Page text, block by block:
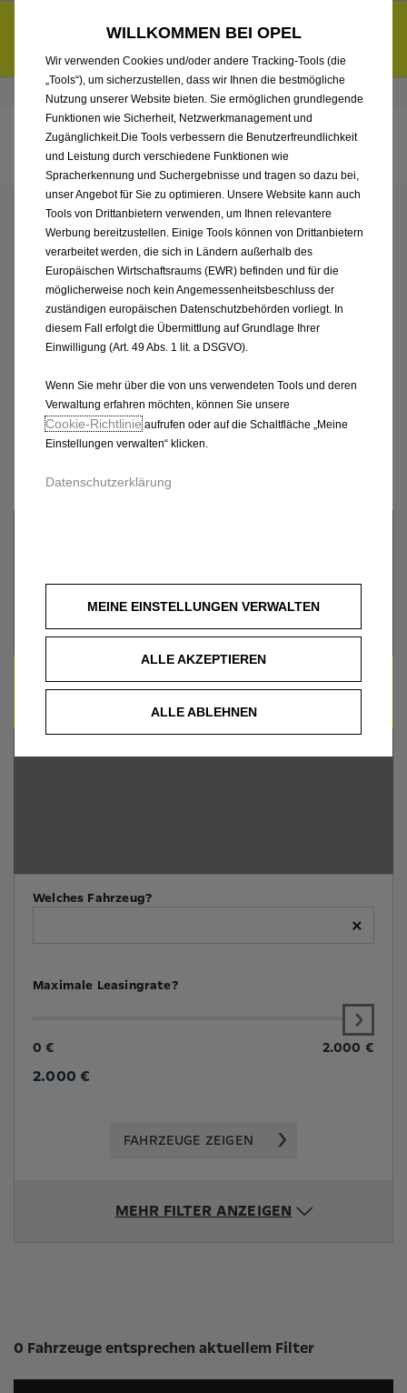
Händlerbereich von Ernst Dello GmbH & Co. KG, Eppendorf
6.000 € staatliche Förderungsprämie für E-Autos und Plug-in-
Hybride. Mehr erfahren >>
ENTDECKEN SIE ALLE
ASTRA MIT BENZIN /
MILD-HYBRID ANTRIEB
VON ERNST DELLO
GMBH & CO. KG,
EPPENDORF
UM DIESE GOOGLE MAPS-KARTE ANZUZEIGEN,
AKZEPTIEREN SIE BITTE DIE FÜR
MARKETING/WERBUNG RELEVANTEN-COOKIES.
Welches Fahrzeug?
×
Maximale Leasingrate?
0 € 2.000 €
2.000 €
FAHRZEUGE ZEIGEN
MEHR FILTER ANZEIGEN
Suchergebnisse
0 Fahrzeuge entsprechen aktuellem Filter
WILLKOMMEN BEI OPEL
Wir verwenden Cookies und/oder andere Tracking-Tools (die
„Tools“), um sicherzustellen, dass wir Ihnen die bestmögliche
Nutzung unserer Website bieten. Sie ermöglichen grundlegende
Funktionen wie Sicherheit, Netzwerkmanagement und
Zugänglichkeit.Die Tools verbessern die Benutzerfreundlichkeit
und Leistung durch verschiedene Funktionen wie
Spracherkennung und Suchergebnisse und tragen so dazu bei,
unser Angebot für Sie zu optimieren. Unsere Website kann auch
Tools von Drittanbietern verwenden, um Ihnen relevantere
Werbung bereitzustellen. Einige Tools können von Drittanbietern
verarbeitet werden, die sich in Ländern außerhalb des
Europäischen Wirtschaftsraums (EWR) befinden und für die
möglicherweise noch kein Angemessenheitsbeschluss der
zuständigen europäischen Datenschutzbehörden vorliegt. In
diesem Fall erfolgt die Übermittlung auf Grundlage Ihrer
Einwilligung (Art. 49 Abs. 1 lit. a DSGVO).
Wenn Sie mehr über die von uns verwendeten Tools und deren
Verwaltung erfahren möchten, können Sie unsere
Cookie‑Richtlinieaufrufen oder auf die Schaltfläche „Meine
Einstellungen verwalten“ klicken.
Datenschutzerklärung
MEINE EINSTELLUNGEN VERWALTEN
ALLE AKZEPTIEREN
ALLE ABLEHNEN